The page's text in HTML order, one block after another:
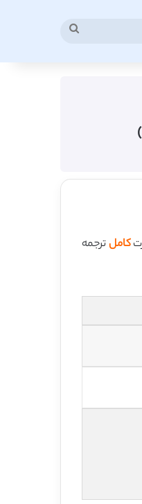
)
کاملترجمه